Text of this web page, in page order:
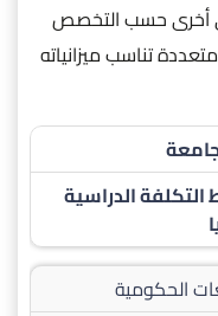
أخرى حسب التخصص
تناسب ميزانياته
الدراسية
الحكومية